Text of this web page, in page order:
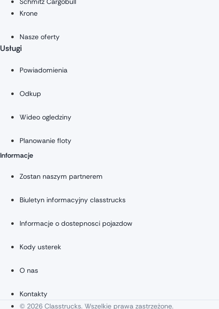
Krone
Nasze oferty
Usługi
Powiadomienia
Odkup
Wideo ogledziny
Planowanie floty
Informacje
Zostan naszym partnerem
Biuletyn informacyjny classtrucks
Informacje o dostepnosci pojazdow
Kody usterek
O nas
Kontakty
© 2026 Classtrucks. Wszelkie prawa zastrzeżone.